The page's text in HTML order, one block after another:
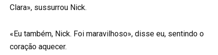
Clara», sussurrou Nick.
«Eu também, Nick. Foi maravilhoso», disse eu, sentindo o
coração aquecer.